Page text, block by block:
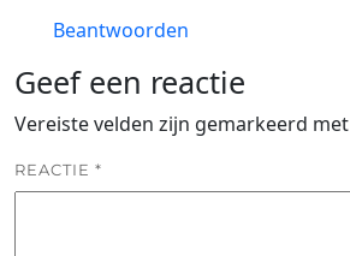
Beantwoorden
Geef een reactie
Vereiste velden zijn gemarkeerd met
REACTIE *